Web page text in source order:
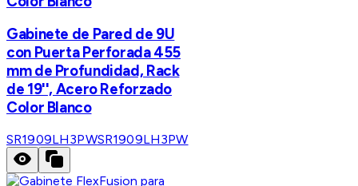
Gabinete de Pared de 9U
con Puerta Perforada 455
mm de Profundidad, Rack
de 19'', Acero Reforzado
Color Blanco
SR1909LH3PWSR1909LH3PW